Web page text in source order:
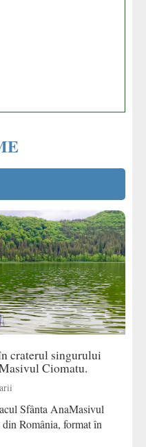
craterul singurului
Ciomatu.
Sfânta AnaMasivul
România, format în